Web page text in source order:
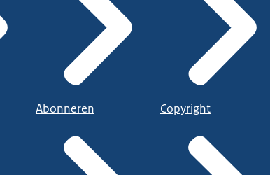
Abonneren Copyright